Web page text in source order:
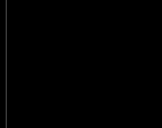
けてみました。答えは英語で入れ